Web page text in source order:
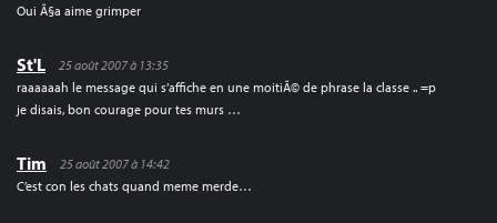
Oui Ã§a aime grimper
St'L
25 août 2007 à 13:35
raaaaaah le message qui s’affiche en une moitiÃ© de phrase la classe .. =p
je disais, bon courage pour tes murs …
Tim
25 août 2007 à 14:42
C’est con les chats quand meme merde…